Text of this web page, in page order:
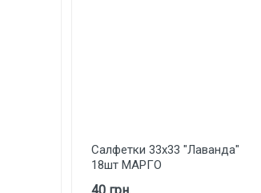
Салфетки 33х33 "Лаванда"
18шт МАРГО